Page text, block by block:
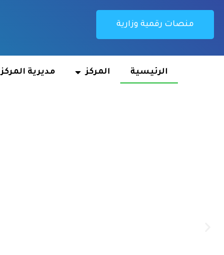
منصات رقمية وزارية
الرئيسية المركز مديرية المركز